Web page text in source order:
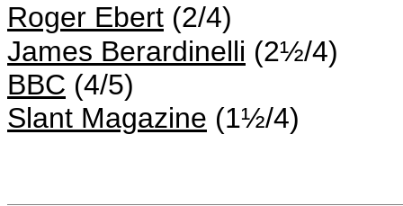
Roger Ebert (2/4)
James Berardinelli (2½/4)
BBC (4/5)
Slant Magazine (1½/4)